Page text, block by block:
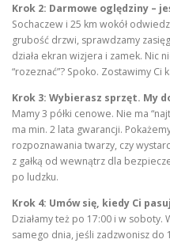
Krok 2: Darmowe oględziny –
Sochaczew i 25 km wokół
grubość drzwi, sprawdzamy
działa ekran wizjera i zamek. Nic
“rozeznać”? Spoko. Zostawimy Ci
Krok 3: Wybierasz sprzęt. My
Mamy 3 półki cenowe. Nie ma
ma min. 2 lata gwarancji.
rozpoznawania twarzy, czy
z gałką od wewnątrz dla
po ludzku.
Krok 4: Umów się, kiedy Ci
Działamy też po 17:00 i w
samego dnia, jeśli zadzwonisz do